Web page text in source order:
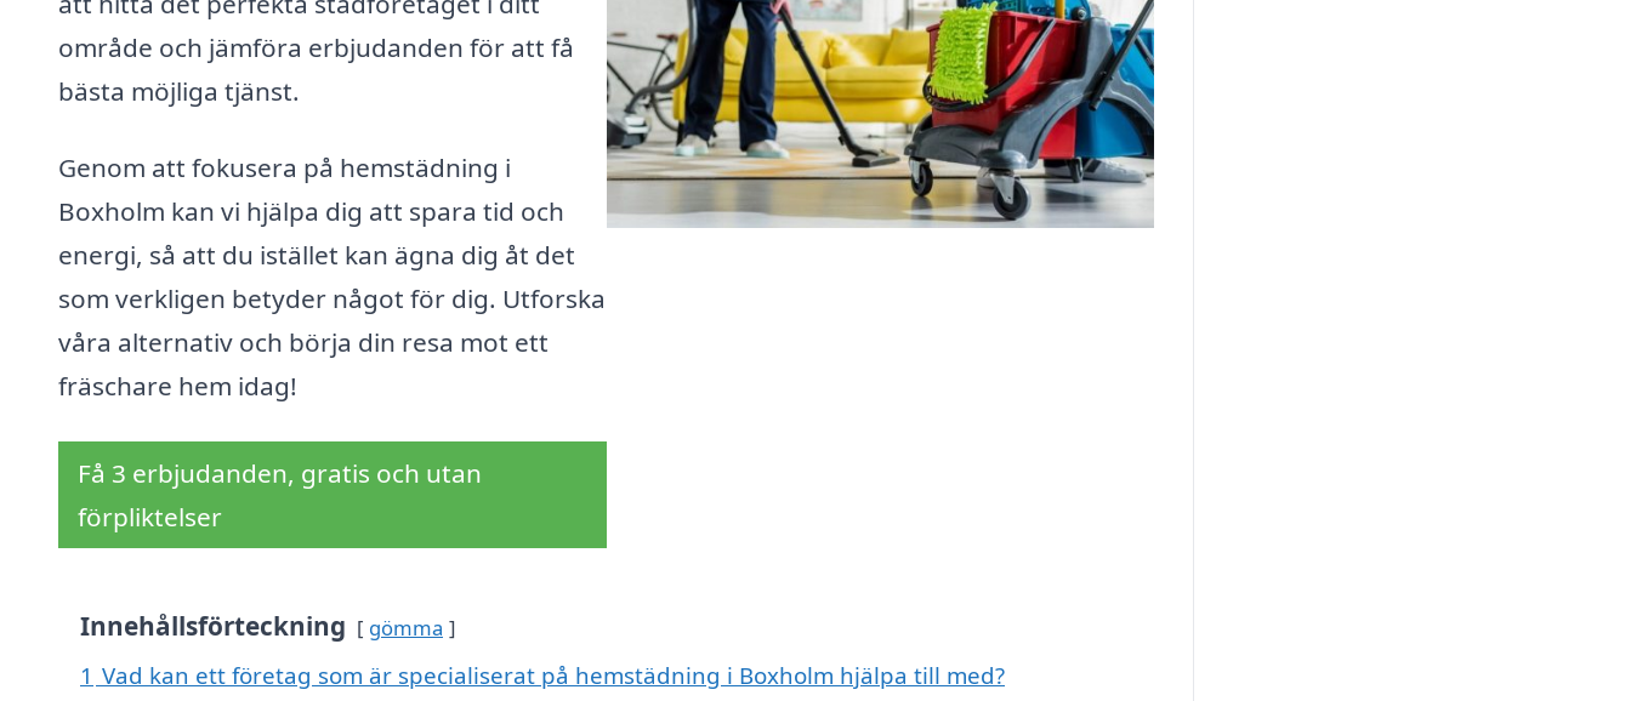
område och jämföra erbjudanden för att få
bästa möjliga tjänst.
Genom att fokusera på hemstädning i
Boxholm kan vi hjälpa dig att spara tid och
energi, så att du istället kan ägna dig åt det
som verkligen betyder något för dig. Utforska
våra alternativ och börja din resa mot ett
fräschare hem idag!
Få 3 erbjudanden, gratis och utan
förpliktelser
Innehållsförteckning gömma
1 Vad kan ett företag som är specialiserat på hemstädning i Boxholm hjälpa till med?